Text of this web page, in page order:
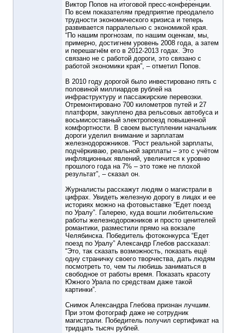
Виктор Попов на итоговой пресс-конференции.
По всем показателям предприятие преодалело
трудности экономического кризиса и теперь
развивается парралельно с экономикой края.
“По нашим прогнозам, по нашим оценкам, мы,
примерно, достигнем уровень 2008 года, а затем
и перешагнём его в 2012-2013 годах. Это
связано не с работой дороги, это связано с
работой экономики края”, – отметил Попов.
В 2010 году дорогой было инвестировано пять с
половиной миллиардов рублей на
инфраструктуру и пассажирские перевозки.
Отремонтировано 700 километров путей и 27
платформ, закуплено два рельсовых автобуса и
восьмисоставный электропоезд повышенной
комфортности. В своем выступлении начальник
дороги уделил внимание и зарплатам
железнодорожников. “Рост реальной зарплаты,
подчёркиваю, реальной зарплаты – это с учётом
инфляционных явлений, увеличится к уровню
прошлого года на 7% – это тоже не плохой
результат”, – сказал он.
Журналисты расскажут людям о магистрали в
цифрах. Увидеть железную дорогу в лицах и ее
историях можно на фотовыставке “Едет поезд
по Уралу”. Галерею, куда вошли любительские
работы железнодорожников и просто ценителей
романтики, разместили прямо на вокзале
Челябинска. Победитель фотоконкурса “Едет
поезд по Уралу” Александр Глебов рассказал:
“Это, так сказать возможность, показать ещё
одну страничку своего творчества, дать людям
посмотреть то, чем ты любишь заниматься в
свободное от работы время. Показать красоту
Южного Урала по средствам даже такой
картинки”.
Снимок Александра Глебова признан лучшим.
При этом фотограф даже не сотрудник
магистрали. Победитель получил сертификат на
тридцать тысяч рублей.